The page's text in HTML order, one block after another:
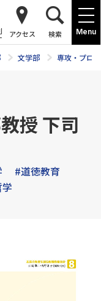
Menu
アクセス 検索
文学部 専攻・プロ
授 下司
#道徳教育